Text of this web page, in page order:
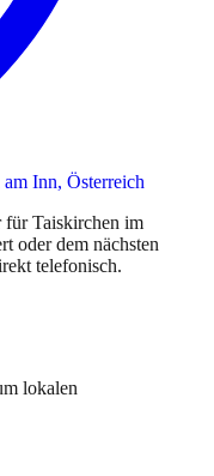
Inn, Österreich
für Taiskirchen im
oder dem nächsten
telefonisch.
lokalen